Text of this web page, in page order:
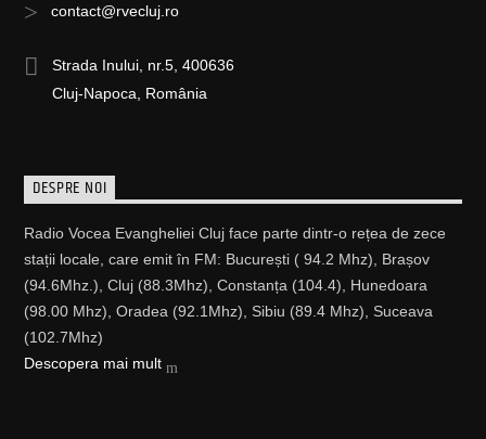
contact@rvecluj.ro
Strada Inului, nr.5, 400636
Cluj-Napoca, România
DESPRE NOI
Radio Vocea Evangheliei Cluj face parte dintr-o rețea de zece
stații locale, care emit în FM: București ( 94.2 Mhz), Brașov
(94.6Mhz.), Cluj (88.3Mhz), Constanța (104.4), Hunedoara
(98.00 Mhz), Oradea (92.1Mhz), Sibiu (89.4 Mhz), Suceava
(102.7Mhz)
Descopera mai mult